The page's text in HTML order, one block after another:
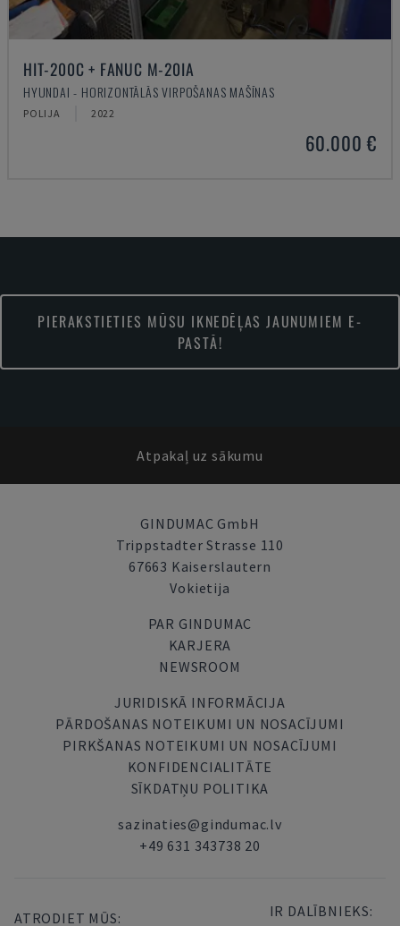
HIT-200C + FANUC M-20IA
HYUNDAI - HORIZONTĀLĀS VIRPOŠANAS MAŠĪNAS
POLIJA 2022
60.000 €
PIERAKSTIETIES MŪSU IKNEDĒĻAS JAUNUMIEM E-
PASTĀ!
Atpakaļ uz sākumu
GINDUMAC GmbH
Trippstadter Strasse 110
67663 Kaiserslautern
Vokietija
PAR GINDUMAC
KARJERA
NEWSROOM
JURIDISKĀ INFORMĀCIJA
PĀRDOŠANAS NOTEIKUMI UN NOSACĪJUMI
PIRKŠANAS NOTEIKUMI UN NOSACĪJUMI
KONFIDENCIALITĀTE
SĪKDATŅU POLITIKA
sazinaties@gindumac.lv
+49 631 343738 20
ATRODIET MŪS: IR DALĪBNIEKS: